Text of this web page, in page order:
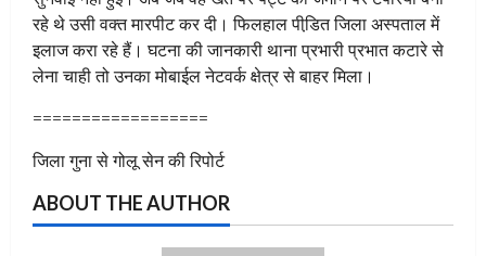
रहे थे उसी वक्त मारपीट कर दी। फिलहाल पीडि़त जिला अस्पताल में
इलाज करा रहे हैं। घटना की जानकारी थाना प्रभारी प्रभात कटारे से
लेना चाही तो उनका मोबाईल नेटवर्क क्षेत्र से बाहर मिला।
==================
जिला गुना से गोलू सेन की रिपोर्ट
ABOUT THE AUTHOR